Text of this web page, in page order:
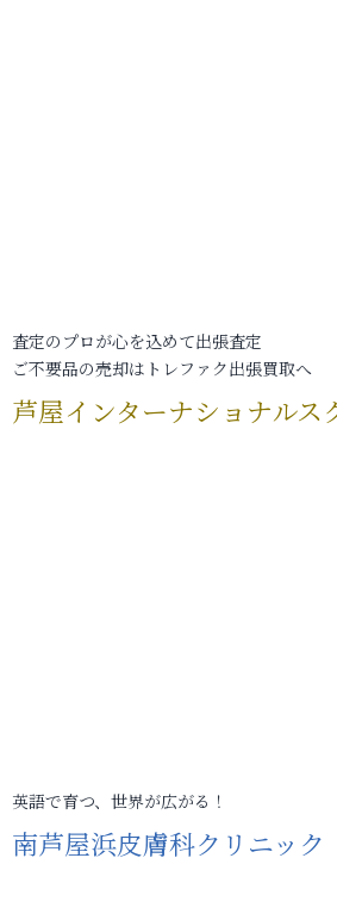
査定のプロが心を込めて出張査定
ご不要品の売却はトレファク出張買取へ
芦屋インターナショナルス
英語で育つ、世界が広がる！
南芦屋浜皮膚科クリニック